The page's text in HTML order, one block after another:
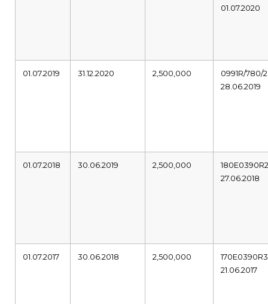
01.07.2020
01.07.2019 31.12.2020 2,500,000
0991R/780/
28.06.2019
01.07.2018 30.06.2019 2,500,000
27.06.2018
01.07.2017 30.06.2018 2,500,000
21.06.2017